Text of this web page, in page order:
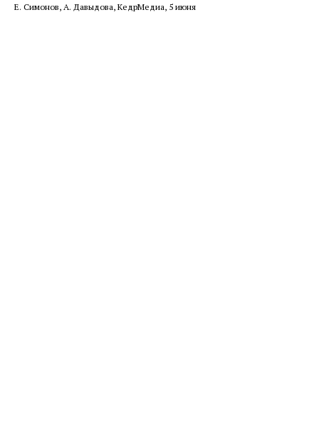
Е. Симонов, А. Давыдова, КедрМедиа, 5 июня